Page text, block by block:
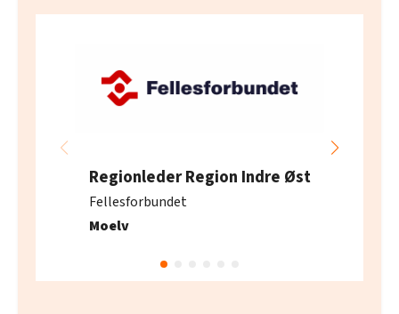
Regionleder Region Indre Øst
Fellesforbundet
Moelv